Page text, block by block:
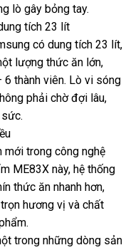
lò gây bỏng tay.
tích 23 lít
có dung tích 23 lít,
lượng thức ăn lớn,
thành viên. Lò vi sóng
phải chờ đợi lâu,
trong công nghệ
ME83X này, hệ thống
thức ăn nhanh hơn,
hương vị và chất
trong những dòng sản